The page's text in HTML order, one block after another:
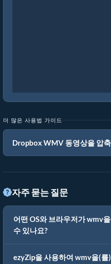
더 많은 사용법 가이드
Dropbox WMV 동영상을 압
자주 묻는 질문
어떤 OS와 브라우저가 wmv
수 있나요?
ezyZip을 사용하여 wmv을(